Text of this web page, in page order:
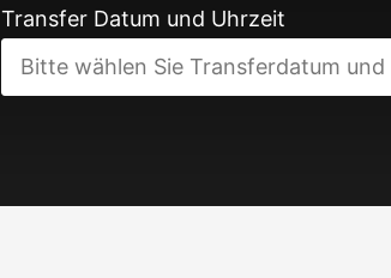
Transfer Datum und Uhrzeit